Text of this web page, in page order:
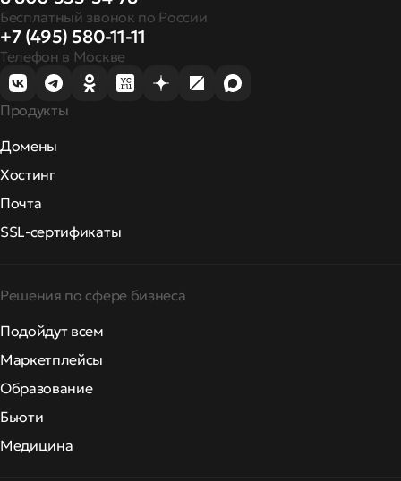
Бесплатный звонок по России
+7 (495) 580-11-11
Телефон в Москве
Продукты
Домены
Хостинг
Почта
SSL-сертификаты
Решения по сфере бизнеса
Подойдут всем
Маркетплейсы
Образование
Бьюти
Медицина